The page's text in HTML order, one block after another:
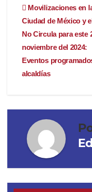
de
entradas
Movilizaciones en
Ciudad de México y
No Circula para este
noviembre del 2024:
Eventos
alcaldías